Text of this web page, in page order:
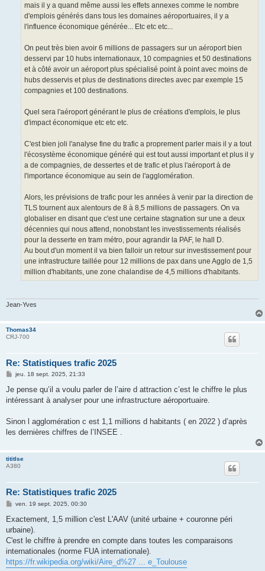
mais il y a quand même aussi les effets annexes comme le nombre
d'emplois générés dans tous les domaines aéroportuaires, il y a
l'influence économique générée... Etc etc etc...
On peut très bien avoir 6 millions de passagers sur un aéroport bien
desservi par 10 hubs internationaux, 10 compagnies et 50 destinations
et à côté avoir un aéroport plus spécialisé point à point avec moins de
hubs desservis et plus de destinations directes avec par exemple 15
compagnies et 100 destinations.
Quel sera l'aéroport générant le plus de créations d'emplois, le plus
d'impact économique etc etc etc.
C'est bien joli l'analyse fine du trafic a proprement parler mais il y a tout
l'écosystème économique généré qui est tout aussi important et plus il y
a de compagnies, de dessertes et de trafic et plus l'aéroport à de
l'importance économique au sein de l'agglomération.
Alors, les prévisions de trafic pour les années à venir par la direction de
TLS tournent aux alentours de 8 à 8,5 millions de passagers. On va
globaliser en disant que c'est une certaine stagnation sur une a deux
décennies qui nous attend, nonobstant les investissements réalisés
pour la desserte en tram métro, pour agrandir la PAF, le hall D.
Au bout d'un moment il va bien falloir un retour sur investissement pour
une infrastructure taillée pour 12 millions de pax dans une Agglo de 1,5
million d'habitants, une zone chalandise de 4,5 millions d'habitants.
Jean-Yves
Thomas34
CRJ-700
Re: Statistiques trafic 2025
M
s
a
jeu. 18 sept. 2025, 21:33
Je pense qu’il a voulu parler de l’aire d attraction c’est le chiffre le plus
intéressant à analyser pour une infrastructure aéroportuaire.
Sinon l agglomération c est 1,1 millions d habitants ( en 2022 ) d’après
les dernières chiffres de l’INSEE .
tititlse
A380
Re: Statistiques trafic 2025
M
s
a
g
ven. 19 sept. 2025, 00:30
Exactement, 1,5 million c'est L'AAV (unité urbaine + couronne péri
urbaine).
C'est le chiffre à prendre en compte dans toutes les comparaisons
internationales (norme FUA internationale).
https://fr.wikipedia.org/wiki/Aire_d%27 ... e_Toulouse